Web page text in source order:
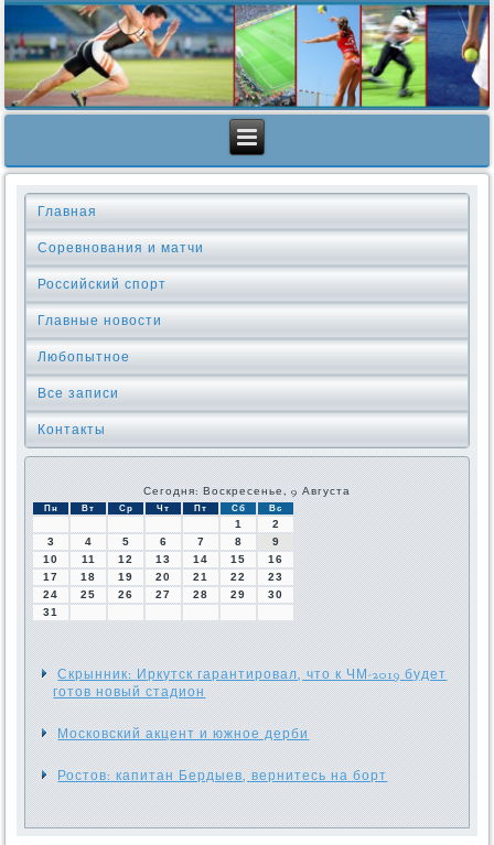
Главная
Соревнования и матчи
Российский спорт
Главные новости
Любопытное
Все записи
Контакты
Сегодня: Воскресенье, 9 Августа
Пн Вт Ср Чт Пт Сб Вс
1
2
3
4 5 6 7 8
9
10
11 12 13 14 15
16
17
18 19 20 21 22
23
24
25 26 27 28 29
30
31
Скрынник: Иркутск гарантировал, что к ЧМ-2019 будет
готов новый стадион
Московский акцент и южное дерби
Ростов: капитан Бердыев, вернитесь на борт